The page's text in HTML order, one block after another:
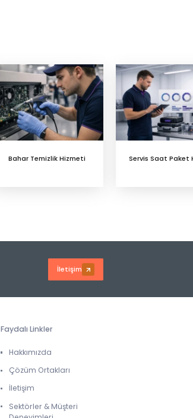
Bahar Temizlik Hizmeti Servis Saat Paket
İletişim
Faydalı Linkler
Hakkımızda
Çözüm Ortakları
İletişim
Sektörler & Müşteri